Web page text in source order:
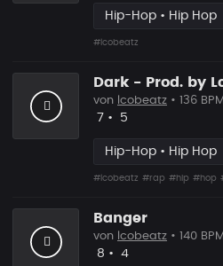
Hip-Hop • Hip Hop
#lcobeatz
Dark - Prod. by
von lcobeatz • 136
Likes
7 • Vorgeschlagen
5
Hip-Hop • Hip Hop
#lcobeatz #rap #hip #hop
Banger
von lcobeatz • 140
Likes
8 • Vorgeschlagen
4